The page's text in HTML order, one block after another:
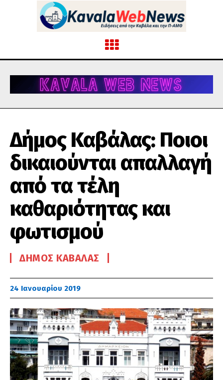
Δήμος Καβάλας: Ποιοι
δικαιούνται απαλλαγή
από τα τέλη
καθαριότητας και
φωτισμού
ΔΉΜΟΣ ΚΑΒΆΛΑΣ
24 Ιανουαρίου 2019